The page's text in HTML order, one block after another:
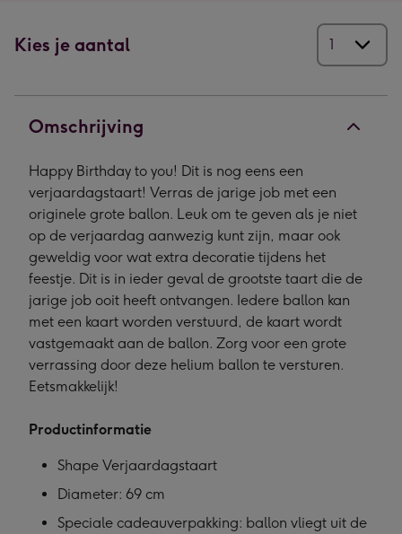
Kies je aantal
Omschrijving
Happy Birthday to you! Dit is nog eens een
verjaardagstaart! Verras de jarige job met een
originele grote ballon. Leuk om te geven als je niet
op de verjaardag aanwezig kunt zijn, maar ook
geweldig voor wat extra decoratie tijdens het
feestje. Dit is in ieder geval de grootste taart die de
jarige job ooit heeft ontvangen. Iedere ballon kan
met een kaart worden verstuurd, de kaart wordt
vastgemaakt aan de ballon. Zorg voor een grote
verrassing door deze helium ballon te versturen.
Eetsmakkelijk!
Productinformatie
Shape Verjaardagstaart
Diameter: 69 cm
Speciale cadeauverpakking: ballon vliegt uit de